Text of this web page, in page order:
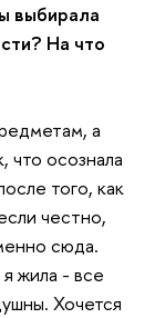
выбирала
На что
а
что осознала
того, как
честно,
сюда.
жила - все
Хочется